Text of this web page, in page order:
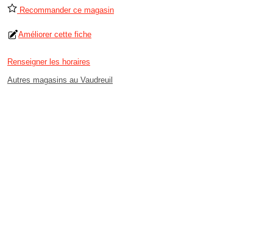
Recommander ce magasin
Améliorer cette fiche
Renseigner les horaires
Autres magasins au Vaudreuil